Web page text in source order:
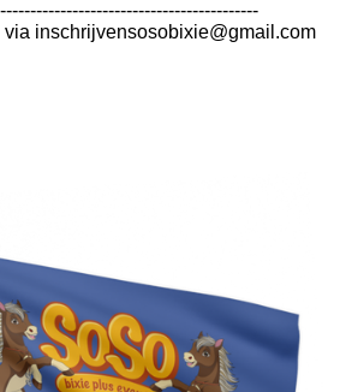
inschrijvensosobixie@gmail.com